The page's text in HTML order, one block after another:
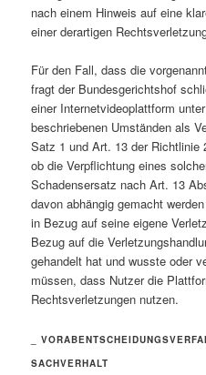
nach einem Hinweis auf eine
einer derartigen
Für den Fall, dass die
fragt der Bundesgerichtshof
einer Internetvideoplattform
beschriebenen Umständen als
Satz 1 und Art. 13 der Richtlinie
ob die Verpflichtung eines
Schadensersatz nach Art. 13
davon abhängig gemacht
in Bezug auf seine eigene
Bezug auf die
gehandelt hat und wusste oder
müssen, dass Nutzer die
Rechtsverletzungen nutzen.
_
SACHVERHALT